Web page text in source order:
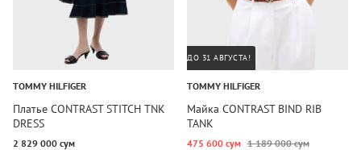
TOMMY HILFIGER
Платье CONTRAST STITCH TNK
DRESS
2 829 000 сум
ДО 31 АВГУСТА!
TOMMY HILFIGER
Майка CONTRAST BIND RIB
TANK
475 600 сум 1 189 000 сум